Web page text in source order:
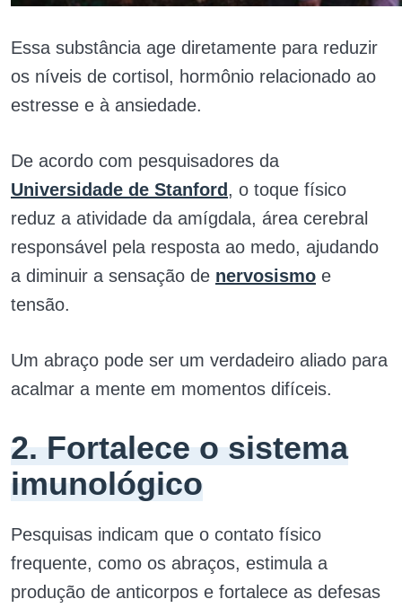
Essa substância age diretamente para reduzir
os níveis de cortisol, hormônio relacionado ao
estresse e à ansiedade.
De acordo com pesquisadores da
Universidade de Stanford , o toque físico
reduz a atividade da amígdala, área cerebral
responsável pela resposta ao medo, ajudando
a diminuir a sensação de nervosismo e
tensão.
Um abraço pode ser um verdadeiro aliado para
acalmar a mente em momentos difíceis.
2. Fortalece o sistema
imunológico
Pesquisas indicam que o contato físico
frequente, como os abraços, estimula a
produção de anticorpos e fortalece as defesas